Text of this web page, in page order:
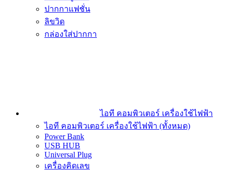
ปากกาแฟชั่น
ลิขวิด
กล่องใส่ปากกา
ไอที คอมพิวเตอร์ เครื่องใช้ไฟฟ้า
ไอที คอมพิวเตอร์ เครื่องใช้ไฟฟ้า (ทั้งหมด)
Power Bank
USB HUB
Universal Plug
เครื่องคิดเลข